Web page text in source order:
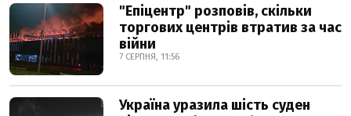
"Епіцентр" розповів, скільки
торгових центрів втратив за час
війни
7 СЕРПНЯ, 11:56
Україна уразила шість суден